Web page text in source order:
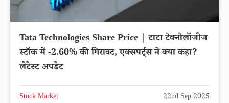
Tata Technologies Share Price | टाटा टेक्नोलॉजीज
स्टॉक में -2.60% की गिरावट, एक्सपर्ट्स ने क्या कहा?
लेटेस्ट अपडेट
Stock Market 22nd Sep 2025